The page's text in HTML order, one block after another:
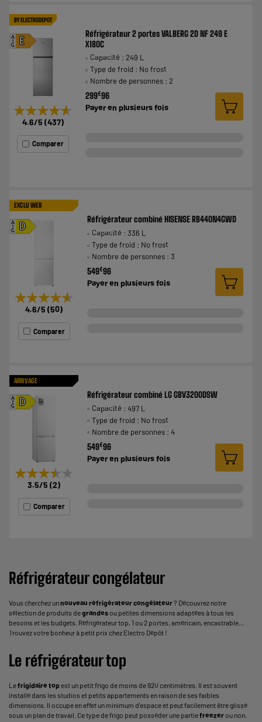
BY ELECTRODEPOT
E
A
G
★★★★★
★★★★★
4.6/5 (437)
Comparer
Réfrigérateur 2 portes VALBERG 2D NF 249 E
X180C
Capacité : 249 L
Type de froid : No frost
Nombre de personnes : 2
299€96
Payer en plusieurs fois
EXCLU WEB
D
A
G
★★★★★
★★★★★
4.6/5 (50)
Comparer
Réfrigérateur combiné HISENSE RB440N4GWD
Capacité : 336 L
Type de froid : No frost
Nombre de personnes : 3
549€96
Payer en plusieurs fois
ARRIVAGE
D
A
G
★★★★★
★★★★★
3.5/5 (2)
Comparer
Réfrigérateur combiné LG GBV3200DSW
Capacité : 497 L
Type de froid : No frost
Nombre de personnes : 4
549€96
Payer en plusieurs fois
Réfrigérateur congélateur
Vous cherchez unnouveau réfrigérateur congélateur? Découvrez notre
sélection de produits degrandesou petites dimensions adaptées à tous les
besoins et les budgets. Réfrigérateur top, 1 ou 2 portes, américain, encastrable…
Trouvez votre bonheur à petit prix chez Electro Dépôt !
Le réfrigérateur top
Lefrigidaire topest un petit frigo de moins de 920 centimètres. Il est souvent
installé dans les studios et petits appartements en raison de ses faibles
dimensions. Il occupe en effet un minimum d’espace et peut facilement être glissé
sous un plan de travail. Ce type de frigo peut posséder une partiefreezerou non.